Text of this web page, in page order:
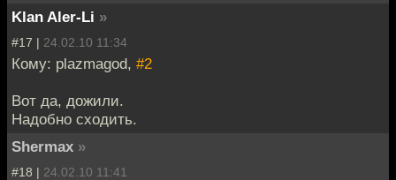
Klan Aler-Li »
#17 | 24.02.10 11:34
Кому: plazmagod, #2
Вот да, дожили.
Надобно сходить.
Shermax »
#18 | 24.02.10 11:41